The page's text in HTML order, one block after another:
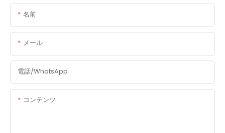
名前
メール
電話/WhatsApp
コンテンツ